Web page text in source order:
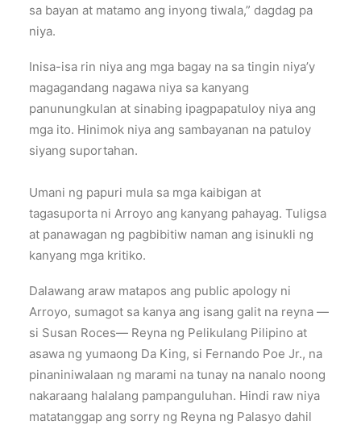
sa bayan at matamo ang inyong tiwala,” dagdag pa
niya.
Inisa-isa rin niya ang mga bagay na sa tingin niya’y
magagandang nagawa niya sa kanyang
panunungkulan at sinabing ipagpapatuloy niya ang
mga ito. Hinimok niya ang sambayanan na patuloy
siyang suportahan.
Umani ng papuri mula sa mga kaibigan at
tagasuporta ni Arroyo ang kanyang pahayag. Tuligsa
at panawagan ng pagbibitiw naman ang isinukli ng
kanyang mga kritiko.
Dalawang araw matapos ang public apology ni
Arroyo, sumagot sa kanya ang isang galit na reyna —
si Susan Roces— Reyna ng Pelikulang Pilipino at
asawa ng yumaong Da King, si Fernando Poe Jr., na
pinaniniwalaan ng marami na tunay na nanalo noong
nakaraang halalang pampanguluhan. Hindi raw niya
matatanggap ang sorry ng Reyna ng Palasyo dahil